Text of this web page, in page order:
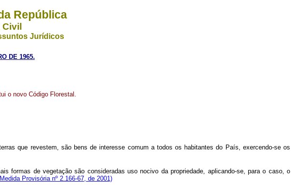
República
Jurídicos
DE 1965.
o novo Código Florestal.
que revestem, são bens de interesse comum a todos os habitantes do País, exercendo-se os
de vegetação são consideradas uso nocivo da propriedade, aplicando-se, para o caso, o
Provisória nº 2.166-67, de 2001)